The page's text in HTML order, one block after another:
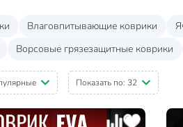
Влаговпитывающие коврики
Ворсовые грязезащитные коврики
Показать по: 32